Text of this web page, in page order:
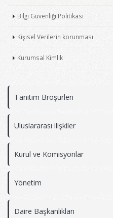
Bilgi Güvenliği Politikası
Kişisel Verilerin korunması
Kurumsal Kimlik
Tanıtım Broşürleri
Uluslararası ilişkiler
Kurul ve Komisyonlar
Yönetim
Daire Başkanlıkları